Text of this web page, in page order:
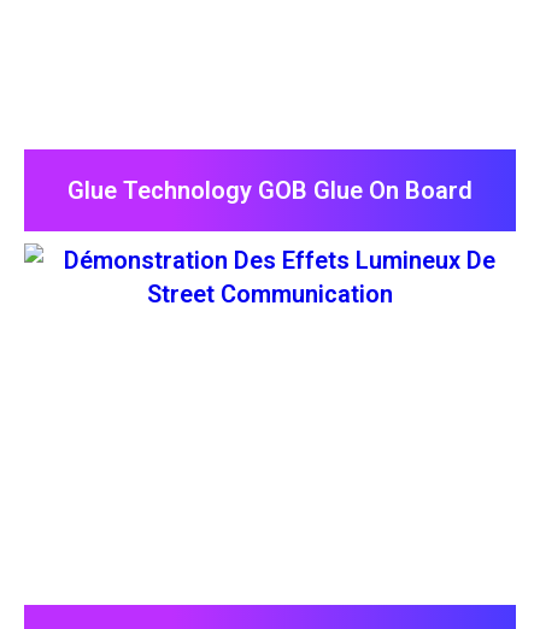
Glue Technology GOB Glue On Board